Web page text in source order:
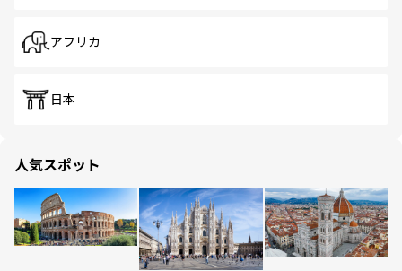
アフリカ
日本
人気スポット